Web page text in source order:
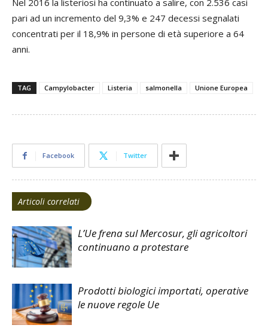
pari ad un incremento del 9,3% e 247 decessi segnalati
concentrati per il 18,9% in persone di età superiore a 64
anni.
TAG Campylobacter Listeria salmonella Unione Europea
Facebook Twitter
Articoli correlati
L’Ue frena sul Mercosur, gli agricoltori
continuano a protestare
Prodotti biologici importati, operative
le nuove regole Ue